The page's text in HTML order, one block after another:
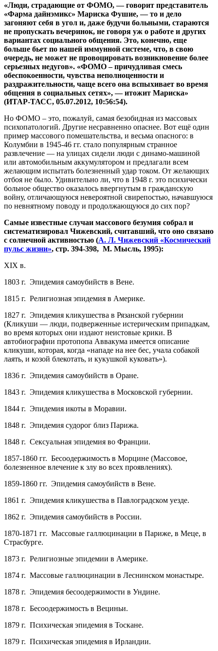
«Люди, страдающие от ФОМО, — говорит представитель
«Фарма дайнэмикс» Мариска Фушие, — то и дело
загоняют себя в угол и, даже будучи больными, стараются
не пропускать вечеринок, не говоря уж о работе и других
вариантах социального общения. Это, конечно, еще
больше бьет по нашей иммунной системе, что, в свою
очередь, не может не провоцировать возникновение более
серьезных недугов». «ФОМО – причудливая смесь
обеспокоенности, чувства неполноценности и
раздражительности, чаще всего она вспыхивает во время
общения в социальных сетях», — итожит Мариска»
(ИТАР-ТАСС, 05.07.2012, 10:56:54).
Но ФОМО – это, пожалуй, самая безобидная из массовых
психопатологий. Другие несравненно опаснее. Вот ещё один
пример массового помешательства, и весьма опасного: в
Колумбии в 1945-46 гг. стало популярным странное
развлечение — на улицах сидели люди с динамо-машиной
или автомобильным аккумулятором и предлагали всем
желающим испытать болезненный удар током. От желающих
отбоя не было. Удивительно ли, что в 1948 г. это психически
больное общество оказалось ввергнутым в гражданскую
войну, отличающуюся невероятной свирепостью, начавшуюся
по невнятному поводу и продолжающуюся до сих пор?
Самые известные случаи массового безумия собрал и
систематизировал Чижевский, считавший, что оно связано
с солнечной активностью (А. Л. Чижевский «Космический
пульс жизни», стр. 394-398, М. Мысль, 1995):
XIX в.
1803 г. Эпидемия самоубийств в Вене.
1815 г. Религиозная эпидемия в Америке.
1827 г. Эпидемия кликушества в Рязанской губернии
(Кликуши — люди, подверженные истерическим припадкам,
во время которых они издают неистовые крики. В
автобиографии протопопа Аввакума имеется описание
кликуши, которая, когда «нападе на нее бес, учала собакой
лаять, и козой блекотать, и кукушкой куковать»).
1836 г. Эпидемия самоубийств в Оране.
1843 г. Эпидемия кликушества в Московской губернии.
1844 г. Эпидемия икоты в Моравии.
1848 г. Эпидемия судорог близ Парижа.
1848 г. Сексуальная эпидемия во Франции.
1857-1860 гг. Бесоодержимость в Морцине (Массовое,
болезненное влечение к злу во всех проявлениях).
1859-1860 гг. Эпидемия самоубийств в Вене.
1861 г. Эпидемия кликушества в Павлоградском уезде.
1862 г. Эпидемия самоубийств в России.
1870-1871 гг. Массовые галлюцинации в Париже, в Меце, в
Страсбурге.
1873 г. Религиозные эпидемии в Америке.
1874 г. Массовые галлюцинации в Леснинском монастыре.
1878 г. Эпидемия бесоодержимости в Ундине.
1878 г. Бесоодержимость в Вециньи.
1879 г. Психическая эпидемия в Тоскане.
1879 г. Психическая эпидемия в Ирландии.